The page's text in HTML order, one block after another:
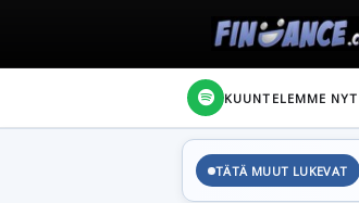
KUUNTELEMME NYT
TÄTÄ MUUT LUKEVAT